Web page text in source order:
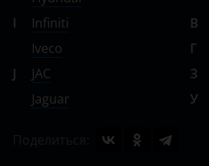
I
Infiniti
Iveco
J
JAC
Jaguar
В
Г
З
У